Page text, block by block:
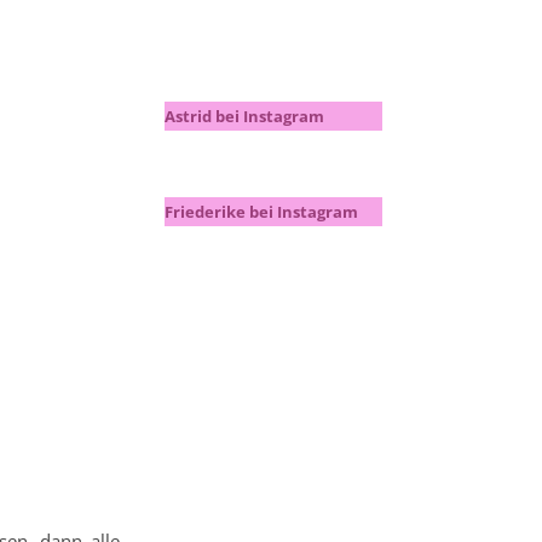
Astrid bei Instagram
Friederike bei Instagram